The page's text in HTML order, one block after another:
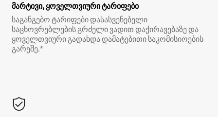
მარტივი, ყოველთვიური ტარიფები
საგანგებო ტარიფები დასასვენებელი
საცხოვრებლების გრძელი ვადით დაქირავებაზე და
ყოველთვიური გადახდა დამატებითი საკომისიოების
გარეშე.*